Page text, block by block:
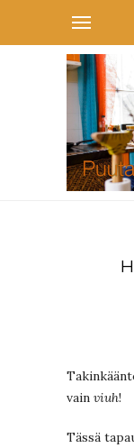
vain viuh!
Tässä